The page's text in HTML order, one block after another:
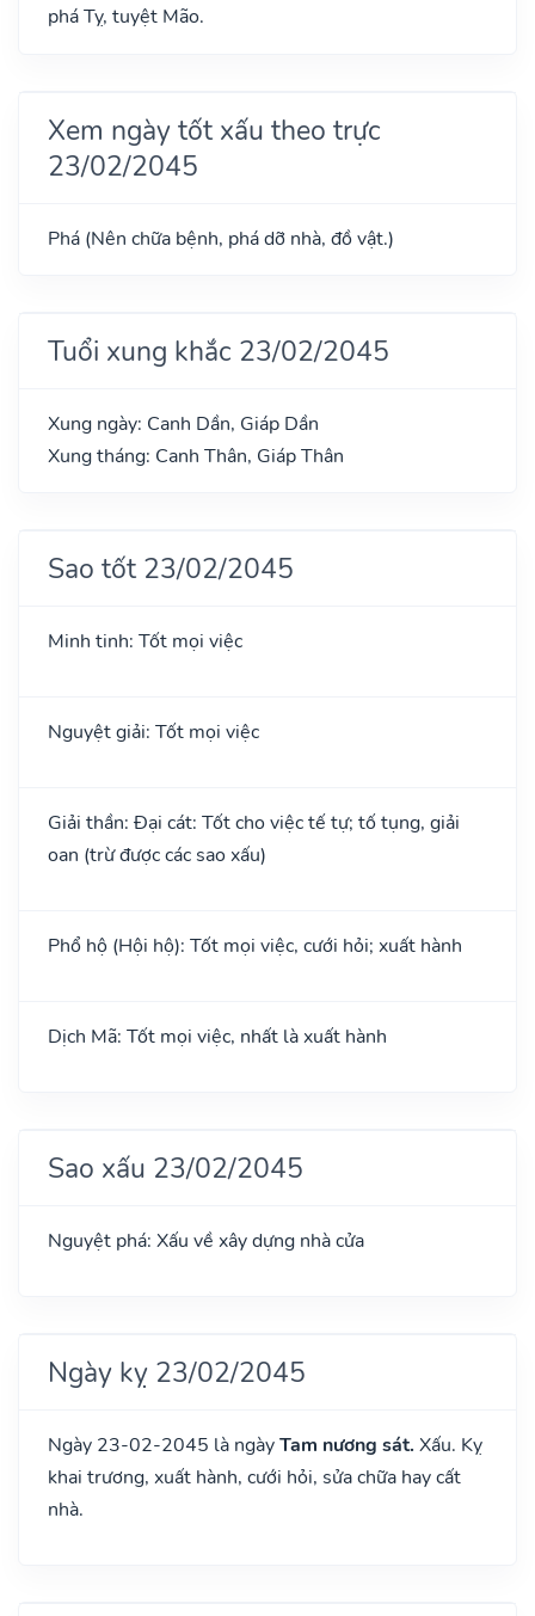
phá Tỵ, tuyệt Mão.
Xem ngày tốt xấu theo trực
23/02/2045
Phá (Nên chữa bệnh, phá dỡ nhà, đồ vật.)
Tuổi xung khắc 23/02/2045
Xung ngày: Canh Dần, Giáp Dần
Xung tháng: Canh Thân, Giáp Thân
Sao tốt 23/02/2045
Minh tinh: Tốt mọi việc
Nguyệt giải: Tốt mọi việc
Giải thần: Đại cát: Tốt cho việc tế tự; tố tụng, giải
oan (trừ được các sao xấu)
Phổ hộ (Hội hộ): Tốt mọi việc, cưới hỏi; xuất hành
Dịch Mã: Tốt mọi việc, nhất là xuất hành
Sao xấu 23/02/2045
Nguyệt phá: Xấu về xây dựng nhà cửa
Ngày kỵ 23/02/2045
Ngày 23-02-2045 là ngàyTam nương sát. Xấu. Kỵ
khai trương, xuất hành, cưới hỏi, sửa chữa hay cất
nhà.